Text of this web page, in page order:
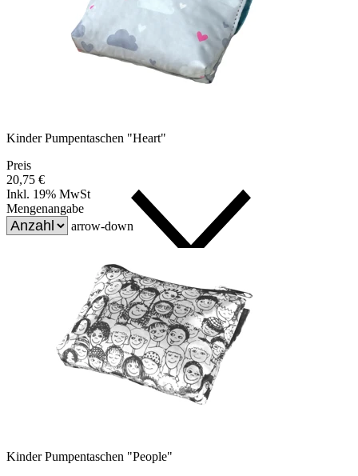
Kinder Pumpentaschen "Heart"
Preis
20,75 €
Inkl. 19% MwSt
Mengenangabe
arrow-down
Kinder Pumpentaschen "People"